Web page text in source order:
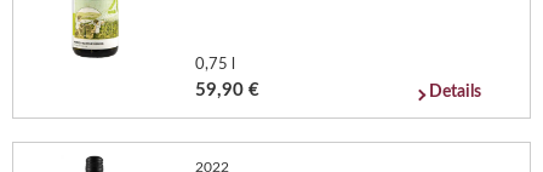
0,75 l
59,90 € Details
2022